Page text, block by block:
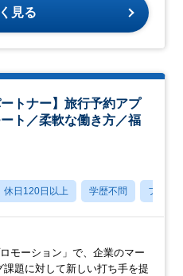
見る
トナー】旅行予約アプ
ト／柔軟な働き方／福
休日120日以上 学歴不問 フレッ
ロモーション」で、企業のマー
課題に対して新しい打ち手を提